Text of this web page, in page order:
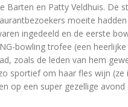
en Patty Veldhuis. De
moeite
ingedeeld en de eerste
bowling trofee (een
zoals de leden van hem
sportief om haar fles wijn
op een super gezellige